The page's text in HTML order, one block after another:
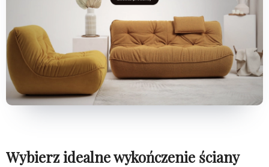
Wybierz idealne wykończenie ściany